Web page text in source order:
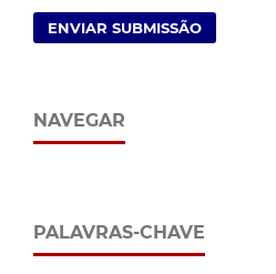
ENVIAR SUBMISSÃO
NAVEGAR
PALAVRAS-CHAVE